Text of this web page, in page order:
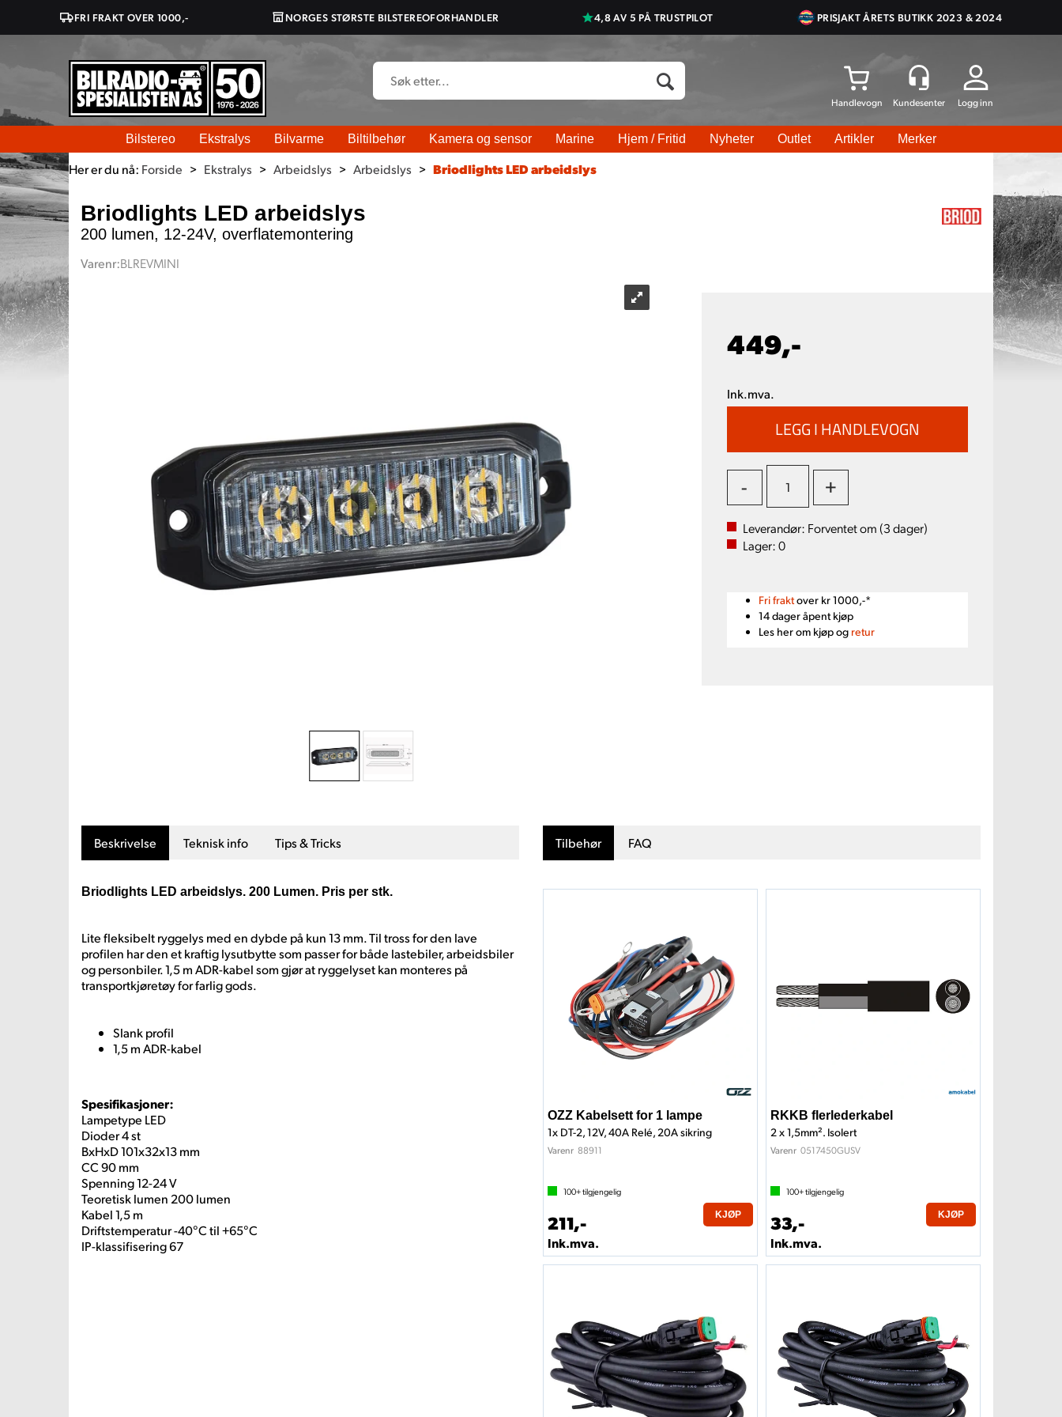
FRI FRAKT OVER 1000,- NORGES STØRSTE BILSTEREOFORHANDLER 4,8 AV 5 PÅ TRUSTPILOT PRISJAKT ÅRETS BUTIKK 2023 & 2024
Logg inn
Bilstereo Ekstralys Bilvarme Biltilbehør Kamera og sensor Marine Hjem / Fritid Nyheter Outlet Artikler Merker
Her er du nå: Forside > Ekstralys > Arbeidslys > Arbeidslys > Briodlights LED arbeidslys
Briodlights LED arbeidslys
200 lumen, 12-24V, overflatemontering
Varenr:BLREVMINI
449,-
Ink.mva.
- +
Leverandør: Forventet om (3dager)
Lager:0
Fri fraktover kr 1000,-*
14 dager åpent kjøp
Les her om kjøp og retur
Beskrivelse Teknisk info Tips & Tricks
Briodlights LED arbeidslys. 200 Lumen. Pris per stk.
Lite fleksibelt ryggelys med en dybde på kun 13 mm. Til tross for den lave
profilen har den et kraftig lysutbytte som passer for både lastebiler, arbeidsbiler
og personbiler. 1,5 m ADR-kabel som gjør at ryggelyset kan monteres på
transportkjøretøy for farlig gods.
Slank profil
1,5 m ADR-kabel
Spesifikasjoner:
Lampetype LED
Dioder 4 st
BxHxD 101x32x13 mm
CC 90 mm
Spenning 12-24 V
Teoretisk lumen 200 lumen
Kabel 1,5 m
Driftstemperatur -40°C til +65°C
IP-klassifisering 67
Tilbehør FAQ
OZZ Kabelsett for 1 lampe
1x DT-2, 12V, 40A Relé, 20A sikring
Varenr 88911
100+tilgjengelig
211,-
Ink.mva.
KJØP
RKKB flerlederkabel
2 x 1,5mm². Isolert
Varenr 0517450GUSV
100+tilgjengelig
33,-
Ink.mva.
KJØP